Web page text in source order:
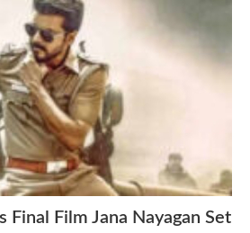
Final Film Jana Nayagan Set